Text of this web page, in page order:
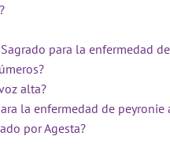
e
para la enfermedad
alta?
la enfermedad de peyronie
por Agesta?